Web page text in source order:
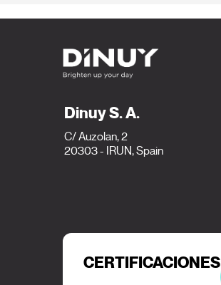
Dinuy S. A.
C/ Auzolan, 2
20303 - IRUN, Spain
CERTIFICACIONES